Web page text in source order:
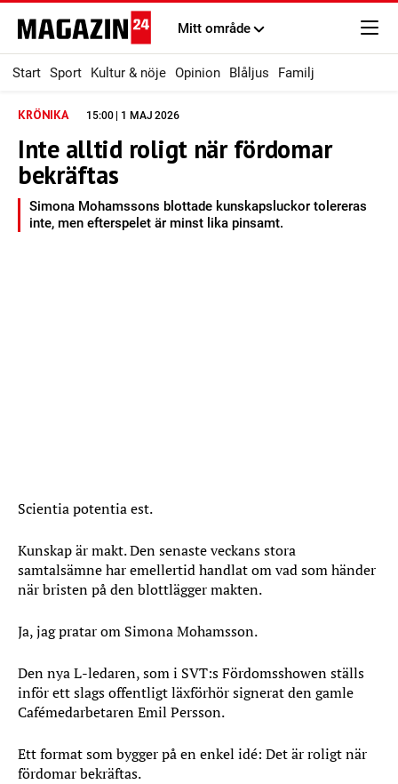
Mitt område
Start Sport Kultur & nöje Opinion Blåljus Familj
KRÖNIKA 15:00 | 1 MAJ 2026
Inte alltid roligt när fördomar
bekräftas
Simona Mohamssons blottade kunskapsluckor tolereras
inte, men efterspelet är minst lika pinsamt.
Scientia potentia est.
Kunskap är makt. Den senaste veckans stora
samtalsämne har emellertid handlat om vad som händer
när bristen på den blottlägger makten.
Ja, jag pratar om Simona Mohamsson.
Den nya L-ledaren, som i SVT:s Fördomsshowen ställs
inför ett slags offentligt läxförhör signerat den gamle
Cafémedarbetaren Emil Persson.
Ett format som bygger på en enkel idé: Det är roligt när
fördomar bekräftas.